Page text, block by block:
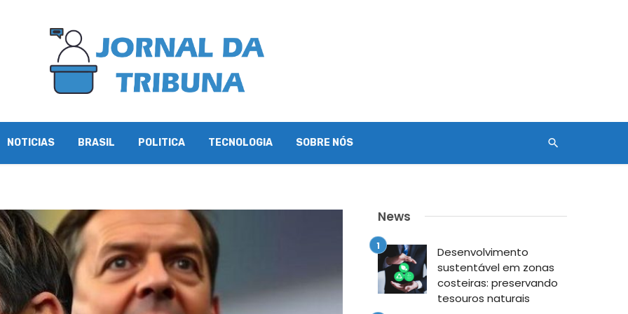
NOTICIAS BRASIL POLITICA TECNOLOGIA SOBRE NÓS
News
Desenvolvimento
sustentável em zonas
costeiras: preservando
tesouros naturais